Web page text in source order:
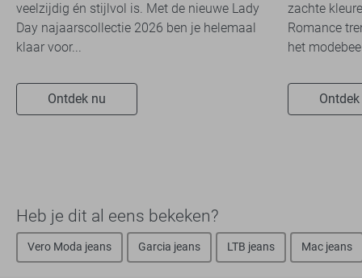
veelzijdig én stijlvol is. Met de nieuwe Lady
Day najaarscollectie 2026 ben je helemaal
klaar voor...
Ontdek nu
zachte
Romance
het
Heb je dit al eens bekeken?
Vero Moda jeans Garcia jeans LTB jeans Mac jeans